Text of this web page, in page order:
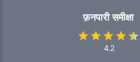
फ़नपारी समीक्षा
4.2